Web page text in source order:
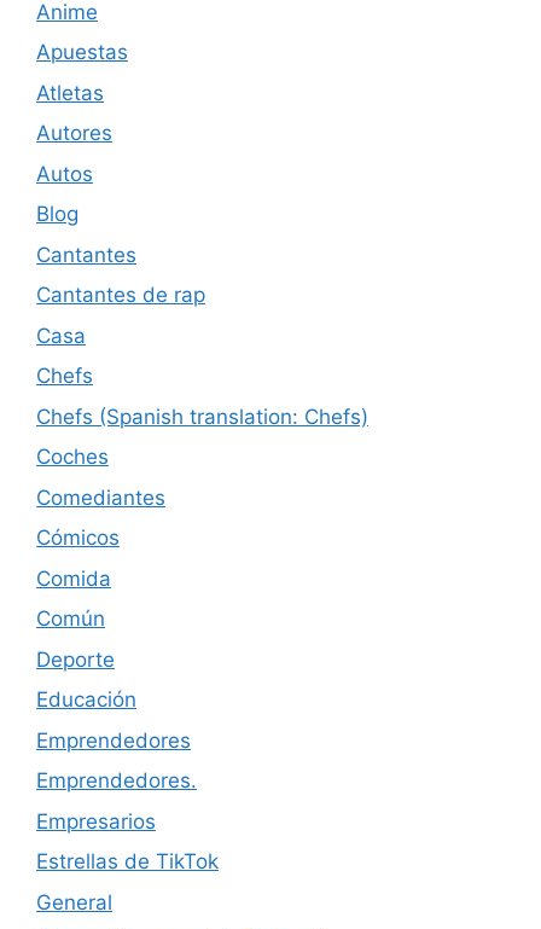
Anime
Apuestas
Atletas
Autores
Autos
Blog
Cantantes
Cantantes de rap
Casa
Chefs
Chefs (Spanish translation: Chefs)
Coches
Comediantes
Cómicos
Comida
Común
Deporte
Educación
Emprendedores
Emprendedores.
Empresarios
Estrellas de TikTok
General